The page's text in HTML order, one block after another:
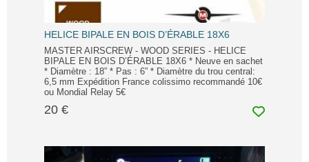
HELICE BIPALE EN BOIS D’ÉRABLE 18X6
MASTER AIRSCREW - WOOD SERIES - HELICE
BIPALE EN BOIS D’ÉRABLE 18X6 * Neuve en sachet
* Diamètre : 18” * Pas : 6” * Diamètre du trou central:
6,5 mm Expédition France colissimo recommandé 10€
ou Mondial Relay 5€
20 €